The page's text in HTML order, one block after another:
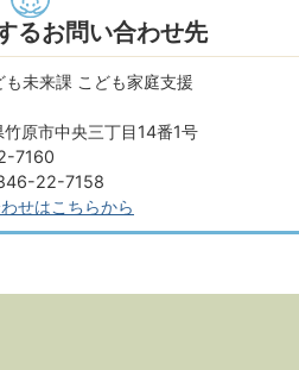
るお問い合わせ先
未来課 こども家庭支援
原市中央三丁目14番1号
7160
22-7158
せはこちらから